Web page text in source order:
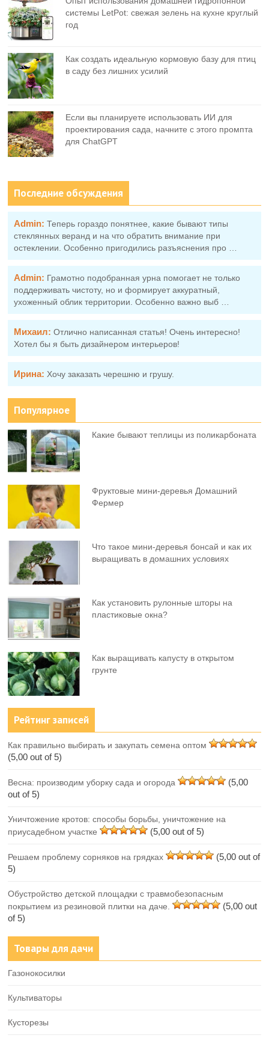
системы LetPot: свежая зелень на кухне круглый
год
Как создать идеальную кормовую базу для птиц
в саду без лишних усилий
Если вы планируете использовать ИИ для
проектирования сада, начните с этого промпта
для ChatGPT
Последние обсуждения
Admin: Теперь гораздо понятнее, какие бывают типы
стеклянных веранд и на что обратить внимание при
остеклении. Особенно пригодились разъяснения про …
Admin: Грамотно подобранная урна помогает не только
поддерживать чистоту, но и формирует аккуратный,
ухоженный облик территории. Особенно важно выб …
Михаил: Отлично написанная статья! Очень интересно!
Хотел бы я быть дизайнером интерьеров!
Ирина: Хочу заказать черешню и грушу.
Популярное
Какие бывают теплицы из поликарбоната
Фруктовыe мини-деревья Домашний
Фермер
Что такое мини-деревья бонсай и как их
выращивать в домашних условиях
Как установить рулонные шторы на
пластиковые окна?
Как выращивать капусту в открытом
грунте
Рейтинг записей
Как правильно выбирать и закупать семена оптом
(5,00 out of 5)
Весна: производим уборку сада и огорода
(5,00
out of 5)
Уничтожение кротов: способы борьбы, уничтожение на
приусадебном участке
(5,00 out of 5)
Решаем проблему сорняков на грядках
(5,00 out of
5)
Обустройство детской площадки с травмобезопасным
покрытием из резиновой плитки на даче.
(5,00 out
of 5)
Товары для дачи
Газонокосилки
Культиваторы
Кусторезы